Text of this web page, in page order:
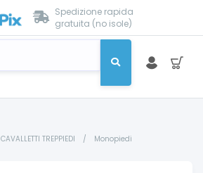
Spedizione rapida
gratuita (no isole)
CAVALLETTI TREPPIEDI / Monopiedi